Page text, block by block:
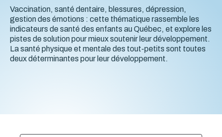
Thématiques
Publications
Vaccination, santé dentaire, blessures, dépression,
gestion des émotions : cette thématique rassemble les
indicateurs de santé des enfants au Québec, et explore les
pistes de solution pour mieux soutenir leur développement.
La santé physique et mentale des tout-petits sont toutes
deux déterminantes pour leur développement.